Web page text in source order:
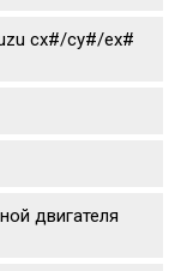
cx#/cy#/ex#
двигателя